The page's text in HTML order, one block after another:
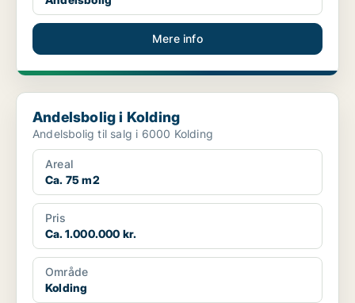
Mere info
Andelsbolig i Kolding
Andelsbolig i Kolding
Andelsbolig til salg i 6000 Kolding
Areal
Ca. 75 m2
Pris
Ca. 1.000.000 kr.
Område
Kolding